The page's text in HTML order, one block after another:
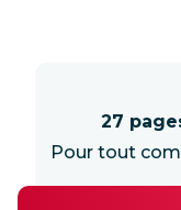
27
Pour tout